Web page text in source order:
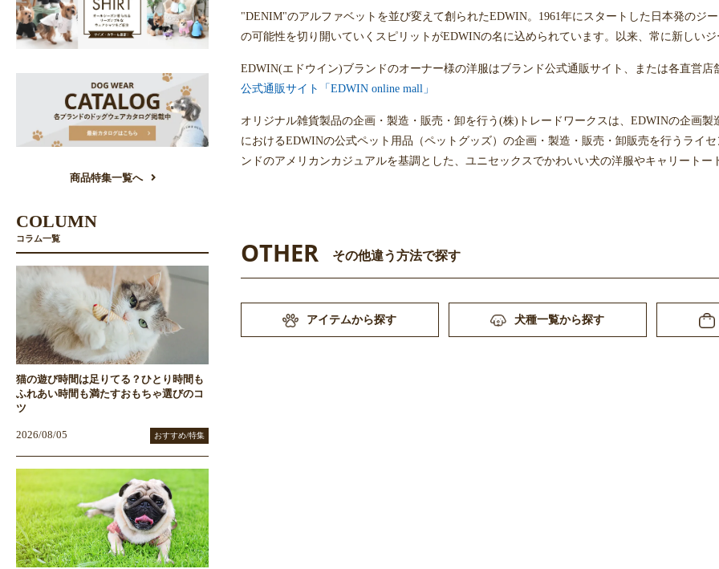
"DENIM"のアルファベットを並び変えて創られたEDWIN。1961年にスタートした日本発のジ
の可能性を切り開いていくスピリットがEDWINの名に込められています。以来、常に新しい
EDWIN(エドウイン)ブランドのオーナー様の洋服はブランド公式通販サイト、または各直営店
公式通販サイト「EDWIN online mall」
オリジナル雑貨製品の企画・製造・販売・卸を行う(株)トレードワークスは、EDWINの企画
におけるEDWINの公式ペット用品（ペットグッズ）の企画・製造・販売・卸販売を行うライ
ンドのアメリカンカジュアルを基調とした、ユニセックスでかわいい犬の洋服やキャリートー
OTHER その他違う方法で探す
アイテムから探す 犬種一覧から探す
商品特集一覧へ
COLUMN
コラム一覧
猫の遊び時間は足りてる？ひとり時間も
ふれあい時間も満たすおもちゃ選びのコ
ツ
2026/08/05 おすすめ/特集